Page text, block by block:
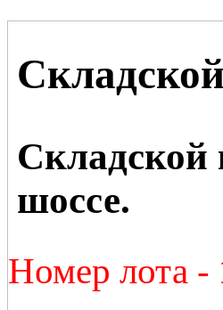
Складской
шоссе.
Номер лота -